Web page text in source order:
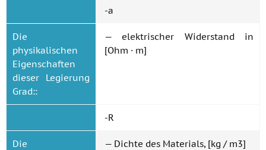
-a
Die
physikalischen
Eigenschaften
dieser Legierung
Grad::
— elektrischer Widerstand in
[Ohm · m]
-R
Die
— Dichte des Materials, [kg / m3]